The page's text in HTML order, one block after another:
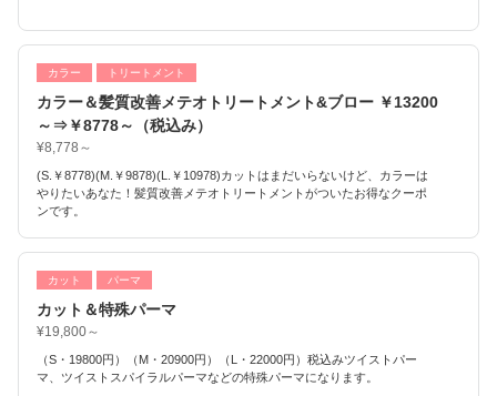
カラー トリートメント
カラー＆髪質改善メテオトリートメント&ブロー ￥13200
～⇒￥8778～（税込み）
¥8,778～
(S.￥8778)(M.￥9878)(L.￥10978)カットはまだいらないけど、カラーは
やりたいあなた！髪質改善メテオトリートメントがついたお得なクーポ
ンです。
カット パーマ
カット＆特殊パーマ
¥19,800～
（S・19800円）（M・20900円）（L・22000円）税込みツイストパー
マ、ツイストスパイラルパーマなどの特殊パーマになります。